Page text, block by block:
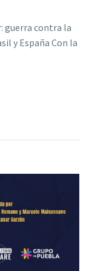
guerra contra la
y España Con la